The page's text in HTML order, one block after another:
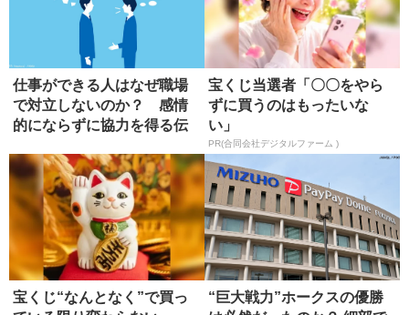
仕事ができる人はなぜ職場
で対立しないのか？ 感情
的にならずに協力を得る伝
宝くじ当選者「〇〇をやら
ずに買うのはもったいな
い」
PR(合同会社デジタルファーム )
宝くじ“なんとなく”で買っ
“巨大戦力”ホークスの優勝